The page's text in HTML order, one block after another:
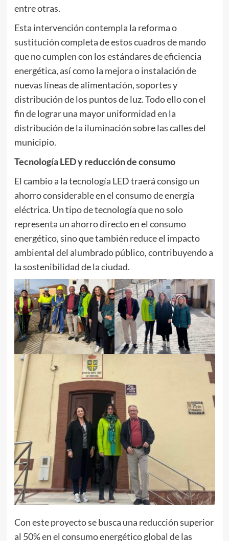
entre otras.
Esta intervención contempla la reforma o
sustitución completa de estos cuadros de mando
que no cumplen con los estándares de eficiencia
energética, así como la mejora o instalación de
nuevas líneas de alimentación, soportes y
distribución de los puntos de luz. Todo ello con el
fin de lograr una mayor uniformidad en la
distribución de la iluminación sobre las calles del
municipio.
Tecnología LED y reducción de consumo
El cambio a la tecnología LED traerá consigo un
ahorro considerable en el consumo de energía
eléctrica. Un tipo de tecnología que no solo
representa un ahorro directo en el consumo
energético, sino que también reduce el impacto
ambiental del alumbrado público, contribuyendo a
la sostenibilidad de la ciudad.
Con este proyecto se busca una reducción superior
al 50% en el consumo energético global de las